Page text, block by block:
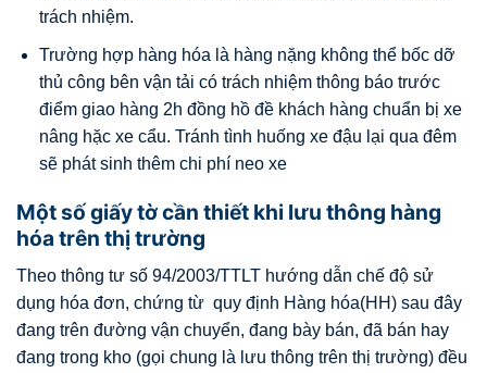
trách nhiệm.
Trường hợp hàng hóa là hàng nặng không thể bốc dỡ
thủ công bên vận tải có trách nhiệm thông báo trước
điểm giao hàng 2h đồng hồ đề khách hàng chuẩn bị xe
nâng hặc xe cẩu. Tránh tình huống xe đậu lại qua đêm
sẽ phát sinh thêm chi phí neo xe
Một số giấy tờ cần thiết khi lưu thông hàng
hóa trên thị trường
Theo thông tư số 94/2003/TTLT hướng dẫn chế độ sử
dụng hóa đơn, chứng từ quy định Hàng hóa(HH) sau đây
đang trên đường vận chuyển, đang bày bán, đã bán hay
đang trong kho (gọi chung là lưu thông trên thị trường) đều